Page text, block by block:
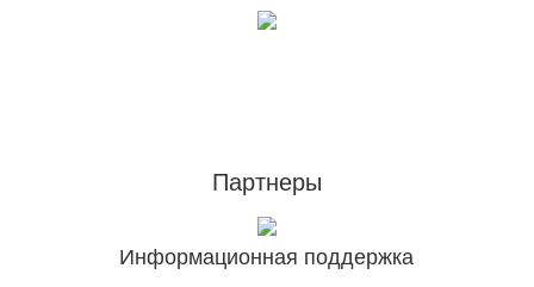
Партнеры
Информационная поддержка